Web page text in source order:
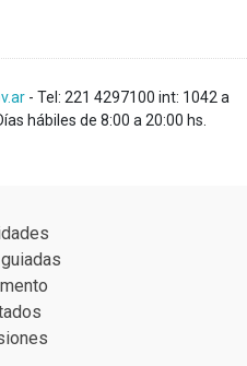
- Tel: 221 4297100 int: 1042 a
hábiles de 8:00 a 20:00 hs.